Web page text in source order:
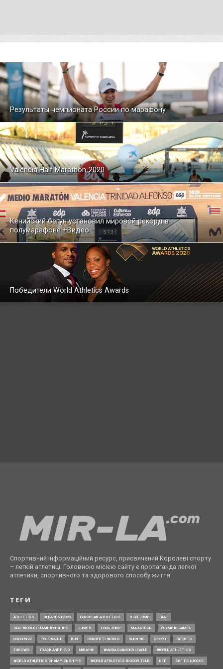
Результаты чемпионата России по марафону
Valencia Half Marathon-2020
Кенийский бегун установил мировой рекорд в
полумарафоне +Видео
Победители World Athletics Awards
Спортивний інформаційний ресурс, присвячений Королеві спорту
– легкій атлетиці. Головною місією сайту є пропаганда легкої
атлетики, спортивного та здорового способу життя.
ТЕГИ
ATHLETICS BUDAPEST2023 EUROPEAN ATHLETICS HIGH JUMP IAAF
IAAF WORLD CHAMPIONSHIPS JUMPS LONG JUMP MARATHON OLYMPIC GAMES
OREGON22 POLE VAULT RUN RUNNER’S WORLD RUNNING SPORT SPORTS
THROWS TRACK AND FIELD UKRAINE WANDA DIAMOND LEAGUE WORLD ATHLETICS
WORLD ATHLETICS CHAMPIONSHIPS WORLD ATHLETICS INDOOR TOUR БЕГ БЕГ ПО ШОССЕ